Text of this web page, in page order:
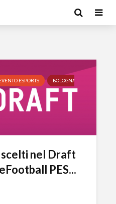
ESPORTS BOLOGNA ESPORTS
nel Draft
PES...